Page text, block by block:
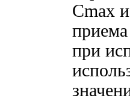
Cmax
приема
при